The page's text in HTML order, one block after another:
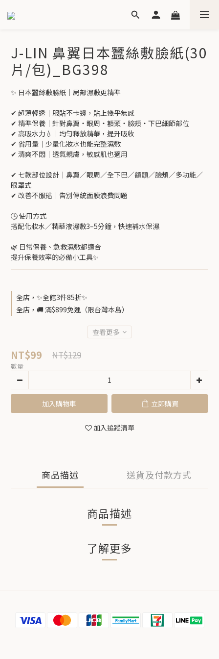
J-LIN 鼻翼日本蠶絲敷臉紙(30
片/包)_BG398
✨ 日本蠶絲敷臉紙｜局部濕敷更精準
✔ 超薄輕透｜服貼不卡邊，貼上幾乎無感
✔ 精準保養｜針對鼻翼・眼周・額頭・臉頰・下巴細節部位
✔ 高吸水力💧｜均勻釋放精華，提升吸收
✔ 省用量｜少量化妝水也能完整濕敷
✔ 清爽不悶｜透氣親膚，敏感肌也適用
✔ 七款部位設計｜鼻翼／眼周／全下巴／額頭／臉頰／多功能／
眼罩式
✔ 改善不服貼｜告別傳統面膜浪費問題
🕒 使用方式
搭配化妝水／精華液濕敷3–5分鐘，快速補水保濕
🌿 日常保養、急救濕敷都適合
提升保養效率的必備小工具✨
全店，✨全館3件85折✨
全店，🚚 滿$899免運（限台灣本島）
查看更多
NT$99 NT$129
數量
加入購物車 立即購買
加入追蹤清單
商品描述 送貨及付款方式
商品描述
了解更多